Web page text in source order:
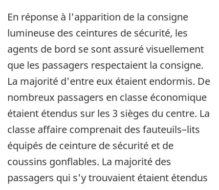
En réponse à l'apparition de la consigne
lumineuse des ceintures de sécurité, les
agents de bord se sont assuré visuellement
que les passagers respectaient la consigne.
La majorité d'entre eux étaient endormis. De
nombreux passagers en classe économique
étaient étendus sur les 3 sièges du centre. La
classe affaire comprenait des fauteuils–lits
équipés de ceinture de sécurité et de
coussins gonflables. La majorité des
passagers qui s'y trouvaient étaient étendus